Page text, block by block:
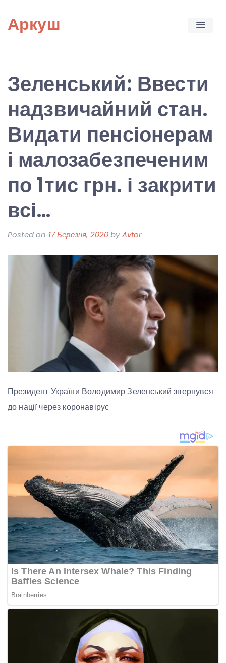
content
Аркуш
Зеленський: Ввести
надзвичайний стан.
Видати пенсіонерам
і малозабезпеченим
по 1тис грн. і закрити
всі…
Posted on 17 Березня, 2020byAvtor
Президент України Володимир Зеленський звернувся
до нації через коронавірус